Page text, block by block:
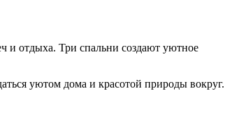
и отдыха. Три спальни создают уютное
уютом дома и красотой природы вокруг.